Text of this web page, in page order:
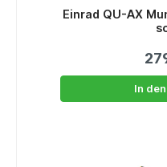
Einrad QU-AX
In